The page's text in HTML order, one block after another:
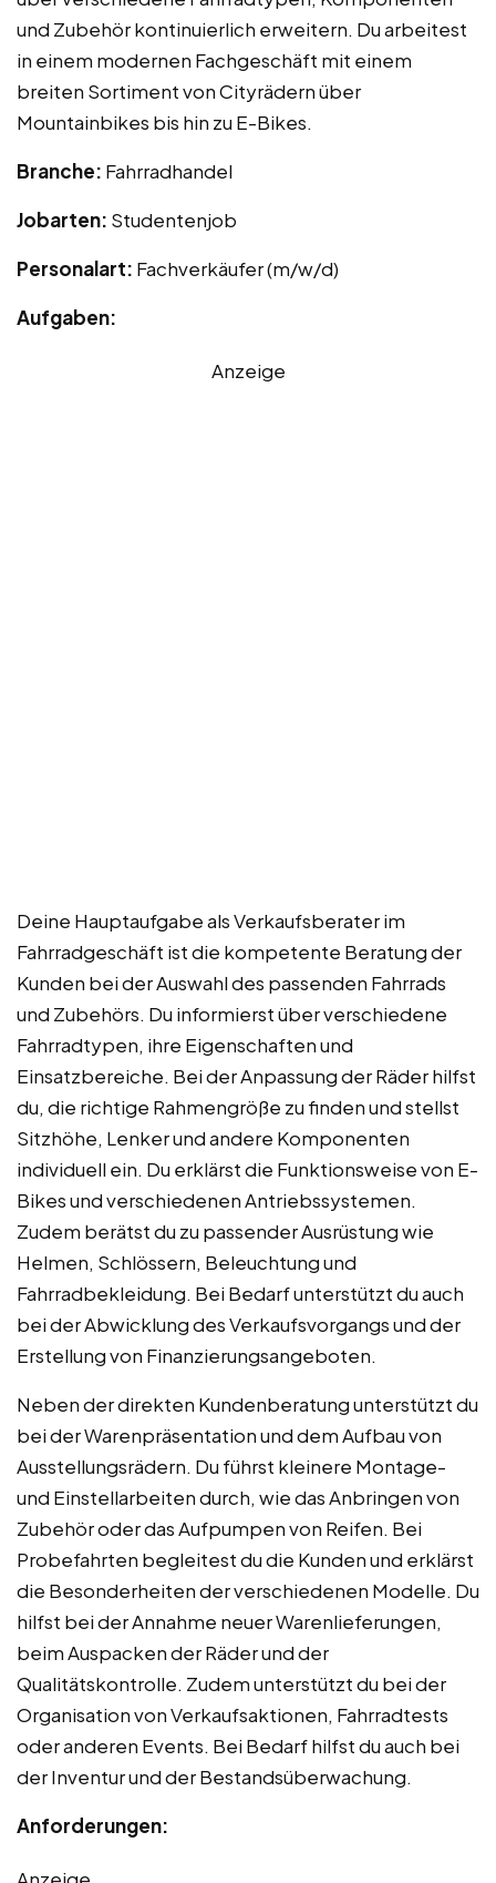
und Zubehör kontinuierlich erweitern. Du arbeitest
in einem modernen Fachgeschäft mit einem
breiten Sortiment von Cityrädern über
Mountainbikes bis hin zu E-Bikes.
Branche: Fahrradhandel
Jobarten: Studentenjob
Personalart: Fachverkäufer (m/w/d)
Aufgaben:
Anzeige
Deine Hauptaufgabe als Verkaufsberater im
Fahrradgeschäft ist die kompetente Beratung der
Kunden bei der Auswahl des passenden Fahrrads
und Zubehörs. Du informierst über verschiedene
Fahrradtypen, ihre Eigenschaften und
Einsatzbereiche. Bei der Anpassung der Räder hilfst
du, die richtige Rahmengröße zu finden und stellst
Sitzhöhe, Lenker und andere Komponenten
individuell ein. Du erklärst die Funktionsweise von E-
Bikes und verschiedenen Antriebssystemen.
Zudem berätst du zu passender Ausrüstung wie
Helmen, Schlössern, Beleuchtung und
Fahrradbekleidung. Bei Bedarf unterstützt du auch
bei der Abwicklung des Verkaufsvorgangs und der
Erstellung von Finanzierungsangeboten.
Neben der direkten Kundenberatung unterstützt du
bei der Warenpräsentation und dem Aufbau von
Ausstellungsrädern. Du führst kleinere Montage-
und Einstellarbeiten durch, wie das Anbringen von
Zubehör oder das Aufpumpen von Reifen. Bei
Probefahrten begleitest du die Kunden und erklärst
die Besonderheiten der verschiedenen Modelle. Du
hilfst bei der Annahme neuer Warenlieferungen,
beim Auspacken der Räder und der
Qualitätskontrolle. Zudem unterstützt du bei der
Organisation von Verkaufsaktionen, Fahrradtests
oder anderen Events. Bei Bedarf hilfst du auch bei
der Inventur und der Bestandsüberwachung.
Anforderungen: